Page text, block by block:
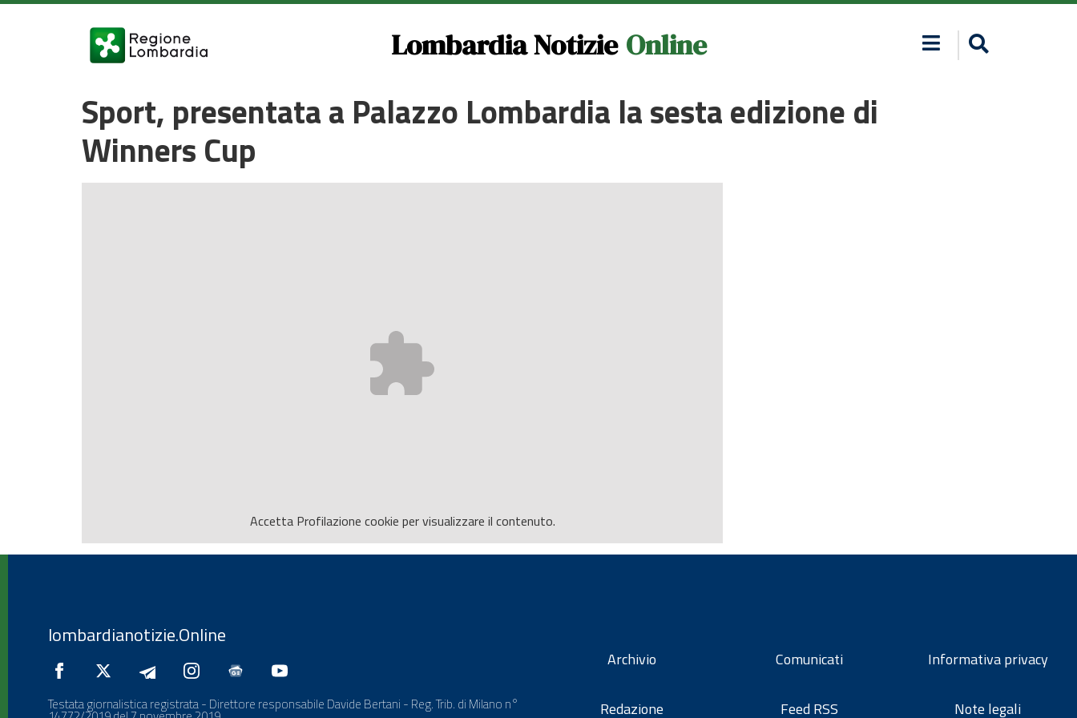
Lombardia Notizie Online
Sport, presentata a Palazzo Lombardia la sesta edizione di
Winners Cup
Accetta Profilazione cookie per visualizzare il contenuto.
lombardianotizie.Online
Testata giornalistica registrata - Direttore responsabile Davide Bertani - Reg. Trib. di Milano n°
Archivio
Redazione
Comunicati
Feed RSS
Informativa privacy
Note legali